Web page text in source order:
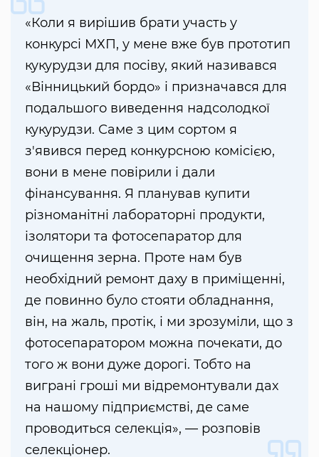
«Коли я вирішив брати участь у
конкурсі МХП, у мене вже був прототип
кукурудзи для посіву, який називався
«Вінницький бордо» і призначався для
подальшого виведення надсолодкої
кукурудзи. Саме з цим сортом я
з'явився перед конкурсною комісією,
вони в мене повірили і дали
фінансування. Я планував купити
різноманітні лабораторні продукти,
ізолятори та фотосепаратор для
очищення зерна. Проте нам був
необхідний ремонт даху в приміщенні,
де повинно було стояти обладнання,
він, на жаль, протік, і ми зрозуміли, що з
фотосепаратором можна почекати, до
того ж вони дуже дорогі. Тобто на
виграні гроші ми відремонтували дах
на нашому підприємстві, де саме
проводиться селекція», — розповів
селекціонер.